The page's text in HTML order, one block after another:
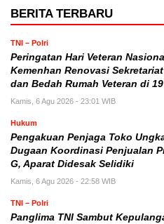
BERITA TERBARU
TNI – Polri
Peringatan Hari Veteran
Kemenhan Renovasi Sekretariat
dan Bedah Rumah Veteran di
Kamis, 6 Agu 2026 - 23:01 WIB
Hukum
Pengakuan Penjaga Toko
Dugaan Koordinasi Penjualan
G, Aparat Didesak Selidiki
Kamis, 6 Agu 2026 - 22:58 WIB
TNI – Polri
Panglima TNI Sambut